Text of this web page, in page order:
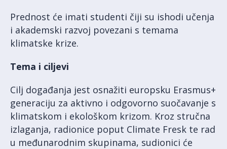
Prednost će imati studenti čiji su ishodi učenja
i akademski razvoj povezani s temama
klimatske krize.
Tema i ciljevi
Cilj događanja jest osnažiti europsku Erasmus+
generaciju za aktivno i odgovorno suočavanje s
klimatskom i ekološkom krizom. Kroz stručna
izlaganja, radionice poput Climate Fresk te rad
u međunarodnim skupinama, sudionici će